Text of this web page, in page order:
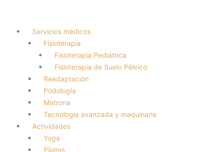
Servicios médicos
Fisioterapia
Fisioterapia Pediátrica
Fisioterapia de Suelo Pélvico
Readaptación
Podología
Matrona
Tecnología avanzada y maquinaria
Actividades
Yoga
Pilates